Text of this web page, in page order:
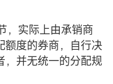
，实际上由承销商
额度的券商，自行决
，并无统一的分配规